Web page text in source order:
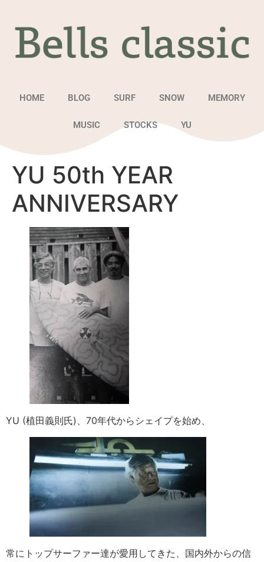
HOME BLOG SURF SNOW MEMORY
MUSIC STOCKS YU
YU 50th YEAR
ANNIVERSARY
YU (植田義則氏)、70年代からシェイプを始め、
常にトップサーファー達が愛用してきた、国内外からの信